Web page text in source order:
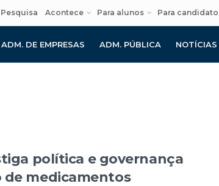
Pesquisa Acontece Para alunos Para
ADM. DE EMPRESAS ADM. PÚBLICA NOTÍCIAS
política e governança
de medicamentos